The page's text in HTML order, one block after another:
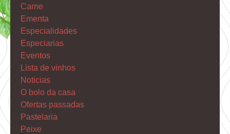
Carne
Ementa
Especialidades
Especiarias
Eventos
Lista de vinhos
Noticias
O bolo da casa
Ofertas passadas
Pastelaria
Peixe